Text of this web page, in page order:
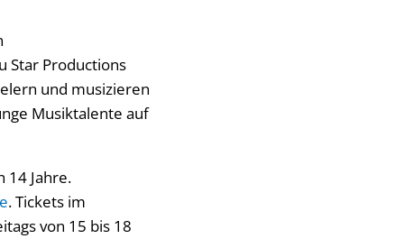
Star Productions
und musizieren
Musiktalente auf
14 Jahre.
. Tickets im
von 15 bis 18